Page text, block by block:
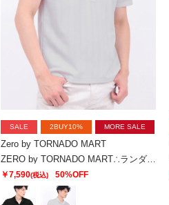
SALE 2BUY10% MORE SALE
Zero by TORNADO MART
￥7,590(税込) 50%OFF